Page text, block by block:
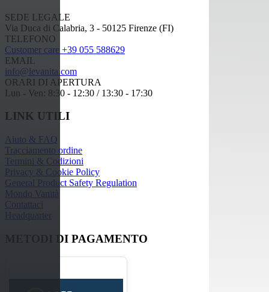
SEDE LEGALE
Via Duca di Calabria, 3 - 50125 Firenze (FI)
TELEFONO
Customer care +39 055 588629
EMAIL
info@levanita.com
ORARI DI APERTURA
Lun - Ven: 8:30 - 12:30 / 13:30 - 17:30
LINK UTILI
Aiuto & FAQ
Tracciamento ordine
Termini & Codizioni
Privacy & Cookie Policy
General Product Safety Regulation
Mondo Vanità
Contattaci
METODI DI PAGAMENTO